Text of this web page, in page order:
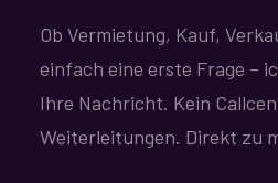
Ob Vermietung, Kauf,
einfach eine erste Frage –
Ihre Nachricht. Kein
Weiterleitungen. Direkt zu